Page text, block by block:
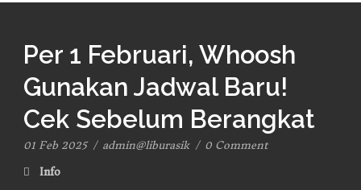
Per 1 Februari, Whoosh
Gunakan Jadwal Baru!
Cek Sebelum Berangkat
01 Feb 2025 / admin@liburasik / 0 Comment
Info